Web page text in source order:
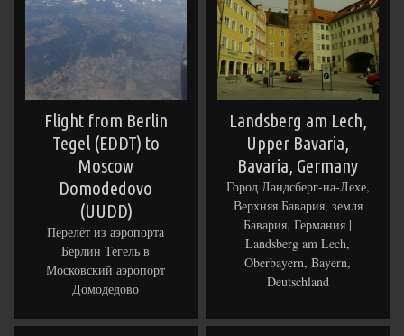
Flight from Berlin
Tegel (EDDT) to
Moscow
Domodedovo
(UUDD)
Перелёт из аэропорта
Берлин Тегель в
Московский аэропорт
Домодедово
Landsberg am Lech,
Upper Bavaria,
Bavaria, Germany
Город Ландсберг-на-Лехе,
Верхняя Бавария, земля
Бавария, Германия |
Landsberg am Lech,
Oberbayern, Bayern,
Deutschland